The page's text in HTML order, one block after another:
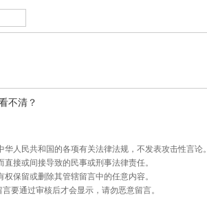
不清？
华人民共和国的各项有关法律法规，不发表攻击性言论。
接或间接导致的民事或刑事法律责任。
保留或删除其管辖留言中的任意内容。
要通过审核后才会显示，请勿恶意留言。